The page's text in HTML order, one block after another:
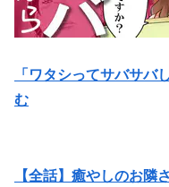
「ワタシってサバサバ
む
【全話】癒やしのお隣